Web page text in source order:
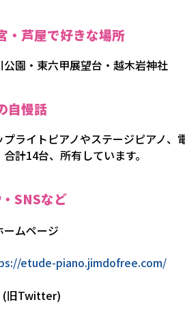
・芦屋で好きな場所
公園・東六甲展望台・越木岩神社
自慢話
プライトピアノやステージピアノ
計14台、所有しています。
SNSなど
ームページ
etude-piano.jimdofree.com/
(旧Twitter)